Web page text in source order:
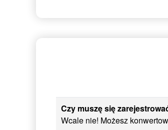
Czy muszę się
Wcale nie! Możesz